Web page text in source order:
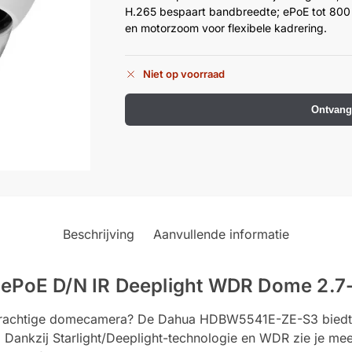
H.265 bespaart bandbreedte; ePoE tot
en motorzoom voor flexibele kadrering.
Niet op voorraad
Beschrijving Aanvullende informatie
D/N IR Deeplight WDR Dome
domecamera? De Dahua HDBW5541E-ZE-S3
Starlight/Deeplight-technologie en WDR zie je